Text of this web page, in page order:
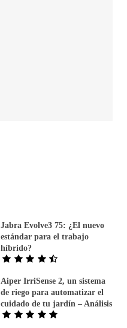
Jabra Evolve3 75: ¿El nuevo
estándar para el trabajo
híbrido?
Aiper IrriSense 2, un sistema
de riego para automatizar el
cuidado de tu jardín – Análisis